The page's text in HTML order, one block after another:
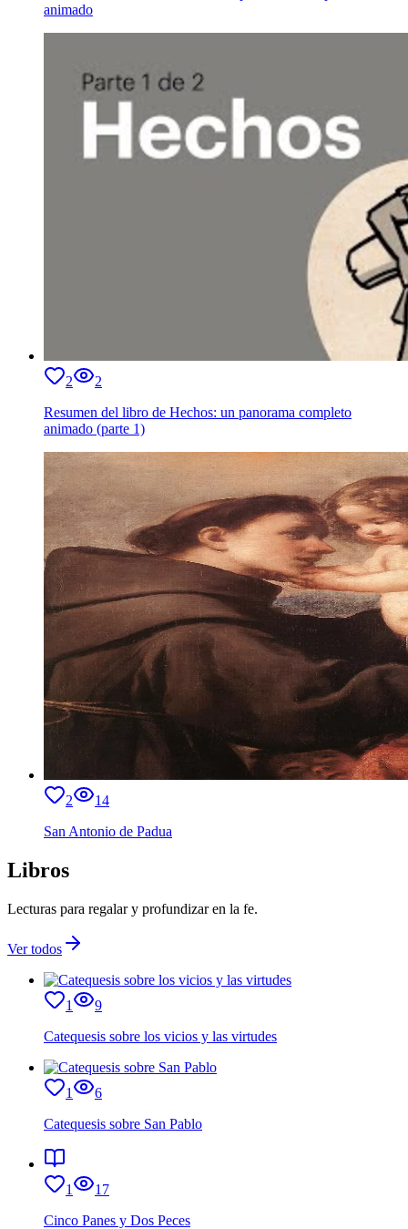
animado
2
2
Resumen del libro de Hechos: un panorama completo
animado (parte 1)
2
14
San Antonio de Padua
Libros
Lecturas para regalar y profundizar en la fe.
Ver todos
1
9
Catequesis sobre los vicios y las virtudes
1
6
Catequesis sobre San Pablo
1
17
Cinco Panes y Dos Peces